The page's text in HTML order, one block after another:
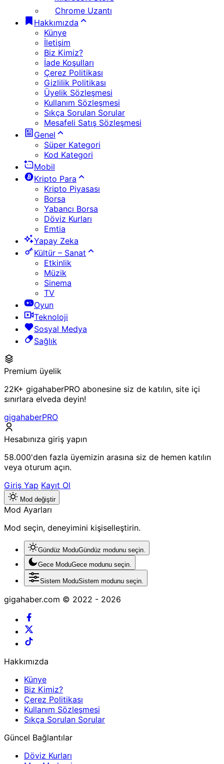
Chrome Uzantı
Hakkımızda
Künye
İletişim
Biz Kimiz?
İade Koşulları
Çerez Politikası
Gizlilik Politikası
Üyelik Sözleşmesi
Kullanım Sözleşmesi
Sıkça Sorulan Sorular
Mesafeli Satış Sözleşmesi
Genel
Süper Kategori
Kod Kategori
Mobil
Kripto Para
Kripto Piyasası
Borsa
Yabancı Borsa
Döviz Kurları
Emtia
Yapay Zeka
Kültür – Sanat
Etkinlik
Müzik
Sinema
TV
Oyun
Teknoloji
Sosyal Medya
Sağlık
Premium üyelik
22K+ gigahaberPRO abonesine siz de katılın, site içi
sınırlara elveda deyin!
gigahaberPRO
Hesabınıza giriş yapın
58.000'den fazla üyemizin arasına siz de hemen katılın
veya oturum açın.
Giriş Yap Kayıt Ol
Mod değiştir
Mod Ayarları
Mod seçin, deneyimini kişiselleştirin.
Gündüz ModuGündüz modunu seçin.
Gece ModuGece modunu seçin.
Sistem ModuSistem modunu seçin.
gigahaber.com © 2022 - 2026
Hakkımızda
Künye
Biz Kimiz?
Çerez Politikası
Kullanım Sözleşmesi
Sıkça Sorulan Sorular
Güncel Bağlantılar
Döviz Kurları